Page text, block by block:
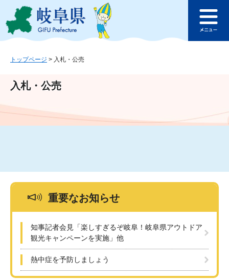
ジ
ュ
文
このページの本文へ
ュ
トップページ > 入札・公売
入札・公売
重要なお知らせ
知事記者会見「楽しすぎるぞ岐阜！岐阜県アウトドア
観光キャンペーンを実施」他
熱中症を予防しましょう